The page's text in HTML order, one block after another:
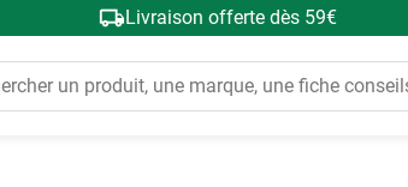
Livraison offerte dès 59€